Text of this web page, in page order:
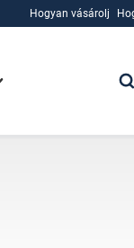
Hogyan vásárolj